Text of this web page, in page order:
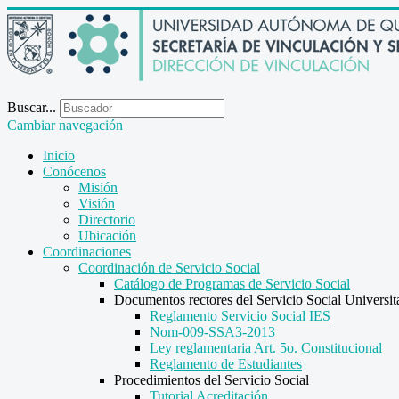
Buscar...
Cambiar navegación
Inicio
Conócenos
Misión
Visión
Directorio
Ubicación
Coordinaciones
Coordinación de Servicio Social
Catálogo de Programas de Servicio Social
Documentos rectores del Servicio Social
Reglamento Servicio Social IES
Nom-009-SSA3-2013
Ley reglamentaria Art. 5o. Constitucional
Reglamento de Estudiantes
Procedimientos del Servicio Social
Tutorial Acreditación